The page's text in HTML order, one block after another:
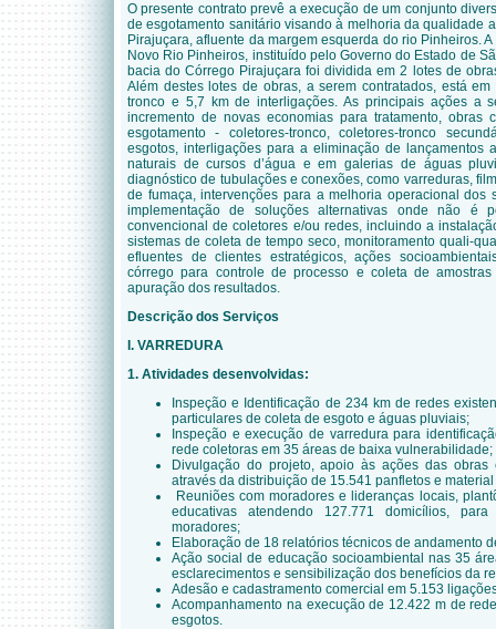
O presente contrato prevê a execução de um conjunto
de esgotamento sanitário visando à melhoria da qualidade
Pirajuçara, afluente da margem esquerda do rio Pinheiros.
Novo Rio Pinheiros, instituído pelo Governo do Estado de
bacia do Córrego Pirajuçara foi dividida em 2 lotes de
Além destes lotes de obras, a serem contratados, está
tronco e 5,7 km de interligações. As principais ações a
incremento de novas economias para tratamento, obras
esgotamento - coletores-tronco, coletores-tronco
esgotos, interligações para a eliminação de lançamentos
naturais de cursos d’água e em galerias de águas
diagnóstico de tubulações e conexões, como varreduras,
de fumaça, intervenções para a melhoria operacional dos
implementação de soluções alternativas onde não é
convencional de coletores e/ou redes, incluindo a
sistemas de coleta de tempo seco, monitoramento quali-
efluentes de clientes estratégicos, ações
córrego para controle de processo e coleta de
apuração dos resultados.
Descrição dos Serviços
I. VARREDURA
1. Atividades desenvolvidas:
Inspeção e Identificação de 234 km de redes
particulares de coleta de esgoto e águas pluviais;
Inspeção e execução de varredura para
rede coletoras em 35 áreas de baixa vulnerabilidade;
Divulgação do projeto, apoio às ações das obras
através da distribuição de 15.541 panfletos e
Reuniões com moradores e lideranças locais,
educativas atendendo 127.771 domicílios,
moradores;
Elaboração de 18 relatórios técnicos de andamento
Ação social de educação socioambiental nas 35
esclarecimentos e sensibilização dos benefícios da
Adesão e cadastramento comercial em 5.153
Acompanhamento na execução de 12.422 m de
esgotos.